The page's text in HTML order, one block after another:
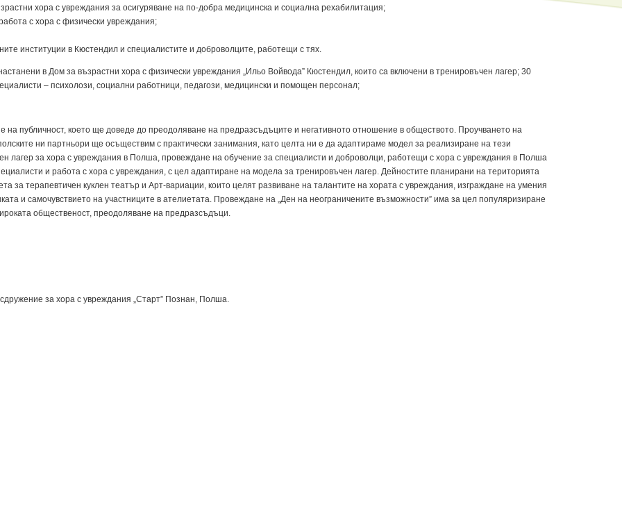
хора с увреждания за осигуряване на по-добра медицинска и социална рехабилитация;
с хора с физически увреждания;
институции в Кюстендил и специалистите и доброволците, работещи с тях.
в Дом за възрастни хора с физически увреждания „Ильо Войвода” Кюстендил, които са включени в тренировъчен лагер; 30
– психолози, социални работници, педагози, медицински и помощен персонал;
на публичност, което ще доведе до преодоляване на предразсъдъците и негативното отношение в обществото. Проучването на
ни партньори ще осъществим с практически занимания, като целта ни е да адаптираме модел за реализиране на тези
лагер за хора с увреждания в Полша, провеждане на обучение за специалисти и доброволци, работещи с хора с увреждания в Полша
и работа с хора с увреждания, с цел адаптиране на модела за тренировъчен лагер. Дейностите планирани на територията
за терапевтичен куклен театър и Арт-вариации, които целят развиване на талантите на хората с увреждания, изграждане на умения
и самочувствието на участниците в ателиетата. Провеждане на „Ден на неограничените възможности” има за цел популяризиране
общественост, преодоляване на предразсъдъци.
за хора с увреждания „Старт” Познан, Полша.